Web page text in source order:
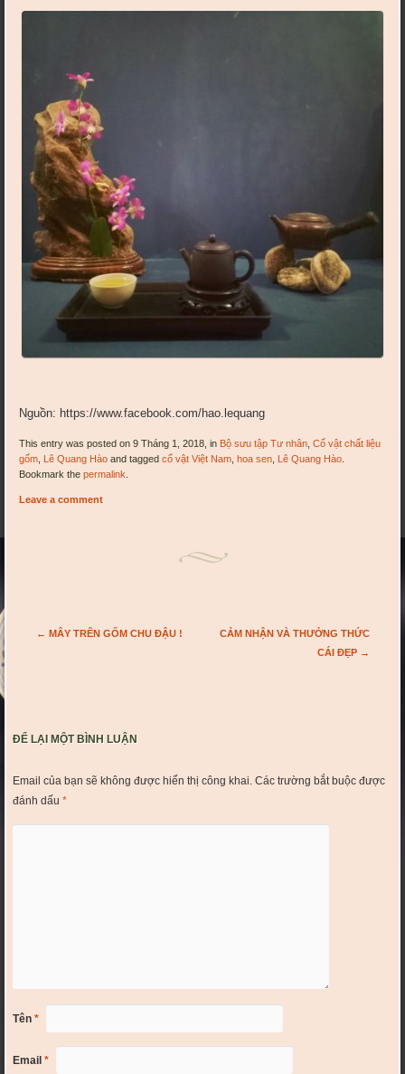
Nguồn: https://www.facebook.com/hao.lequang
This entry was posted on 9 Tháng 1, 2018, in Bộ sưu tập Tư nhân ,Cổ vật chất liệu
gốm
Lê Quang Hào and taggedcổ vật Việt Nam hoa sen Lê Quang Hào
Bookmark thepermalink
Leave a comment
Post navigation
← MÂY TRÊN GỐM CHU ĐẬU !
CẢM NHẬN VÀ THƯỞNG THỨC
CÁI ĐẸP →
ĐỂ LẠI MỘT BÌNH LUẬN
Email của bạn sẽ không được hiển thị công khai. Các trường bắt buộc được
đánh dấu *
Tên *
Email *